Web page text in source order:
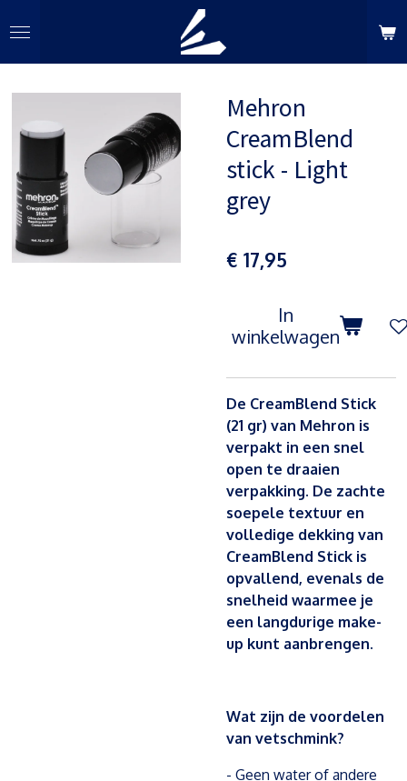
direct
naar
Mehron
CreamBlend
stick - Light
grey
€ 17,95
In
winkelwagen
De CreamBlend Stick
(21 gr) van Mehron is
verpakt in een snel
open te draaien
verpakking. De zachte
soepele textuur en
volledige dekking van
CreamBlend Stick is
opvallend, evenals de
snelheid waarmee je
een langdurige make-
up kunt aanbrengen.
Wat zijn de voordelen
van vetschmink?
- Geen water of andere